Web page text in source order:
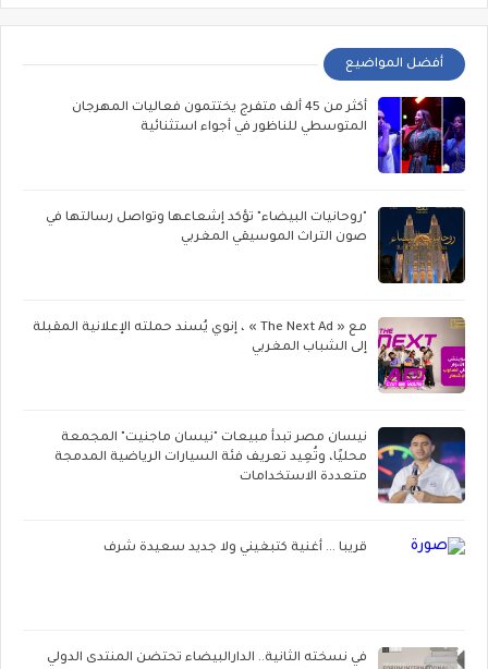
أفضل المواضيع
أكثر من 45 ألف متفرج يختتمون فعاليات المهرجان
المتوسطي للناظور في أجواء استثنائية
"روحانيات البيضاء" تؤكد إشعاعها وتواصل رسالتها في
صون التراث الموسيقي المغربي
مع « The Next Ad » ، إنوي يُسند حملته الإعلانية المقبلة
إلى الشباب المغربي
نيسان مصر تبدأ مبيعات "نيسان ماجنيت" المجمعة
محليًا، وتُعِيد تعريف فئة السيارات الرياضية المدمجة
متعددة الاستخدامات
قريبا ... أغنية كتبغيني ولا جديد سعيدة شرف
في نسخته الثانية.. الدارالبيضاء تحتضن المنتدى الدولي